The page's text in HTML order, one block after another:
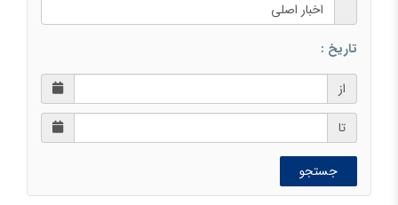
تاریخ :
از
تا
جستجو